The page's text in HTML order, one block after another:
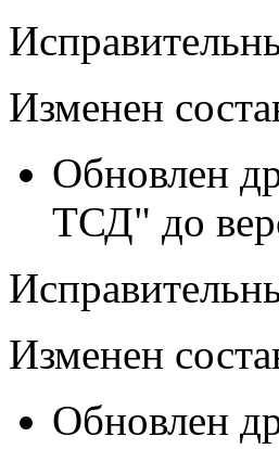
Изменен
Обновлен
ТСД" до
Изменен
Обновлен